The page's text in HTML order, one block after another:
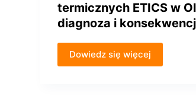
termicznych ETICS w
diagnoza i
Dowiedz się więcej